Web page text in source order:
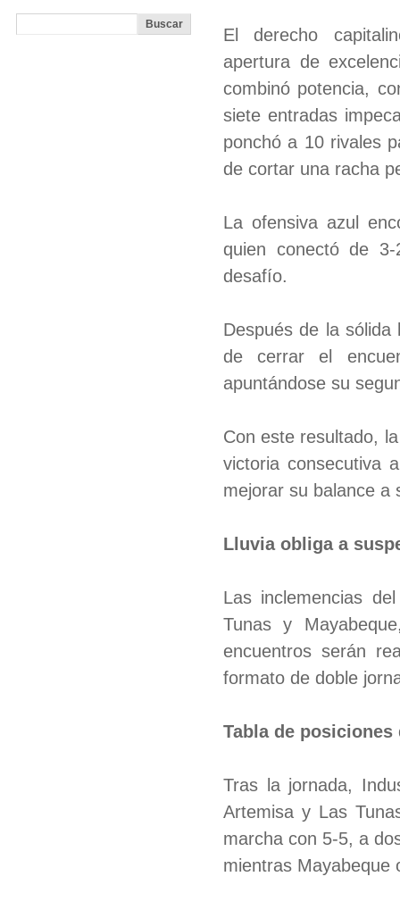
El derecho
apertura de
combinó potencia,
siete entradas
ponchó a 10 rivales
de cortar una racha
La ofensiva azul
quien conectó de
desafío.
Después de la sólida
de cerrar el
apuntándose su
Con este resultado,
victoria consecutiva
mejorar su balance a
Lluvia obliga a
Las inclemencias
Tunas y
encuentros serán
formato de doble
Tabla de
Tras la jornada,
Artemisa y Las
marcha con 5-5, a
mientras Mayabeque